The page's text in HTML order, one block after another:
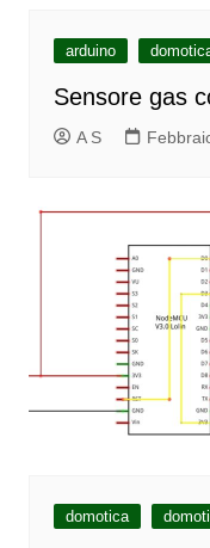
arduino
Sensore gas
A S
domotica